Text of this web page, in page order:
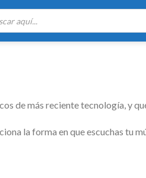
de más reciente tecnología, y
la forma en que escuchas tu